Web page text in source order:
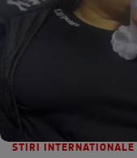
STIRI INTERNATIONALE